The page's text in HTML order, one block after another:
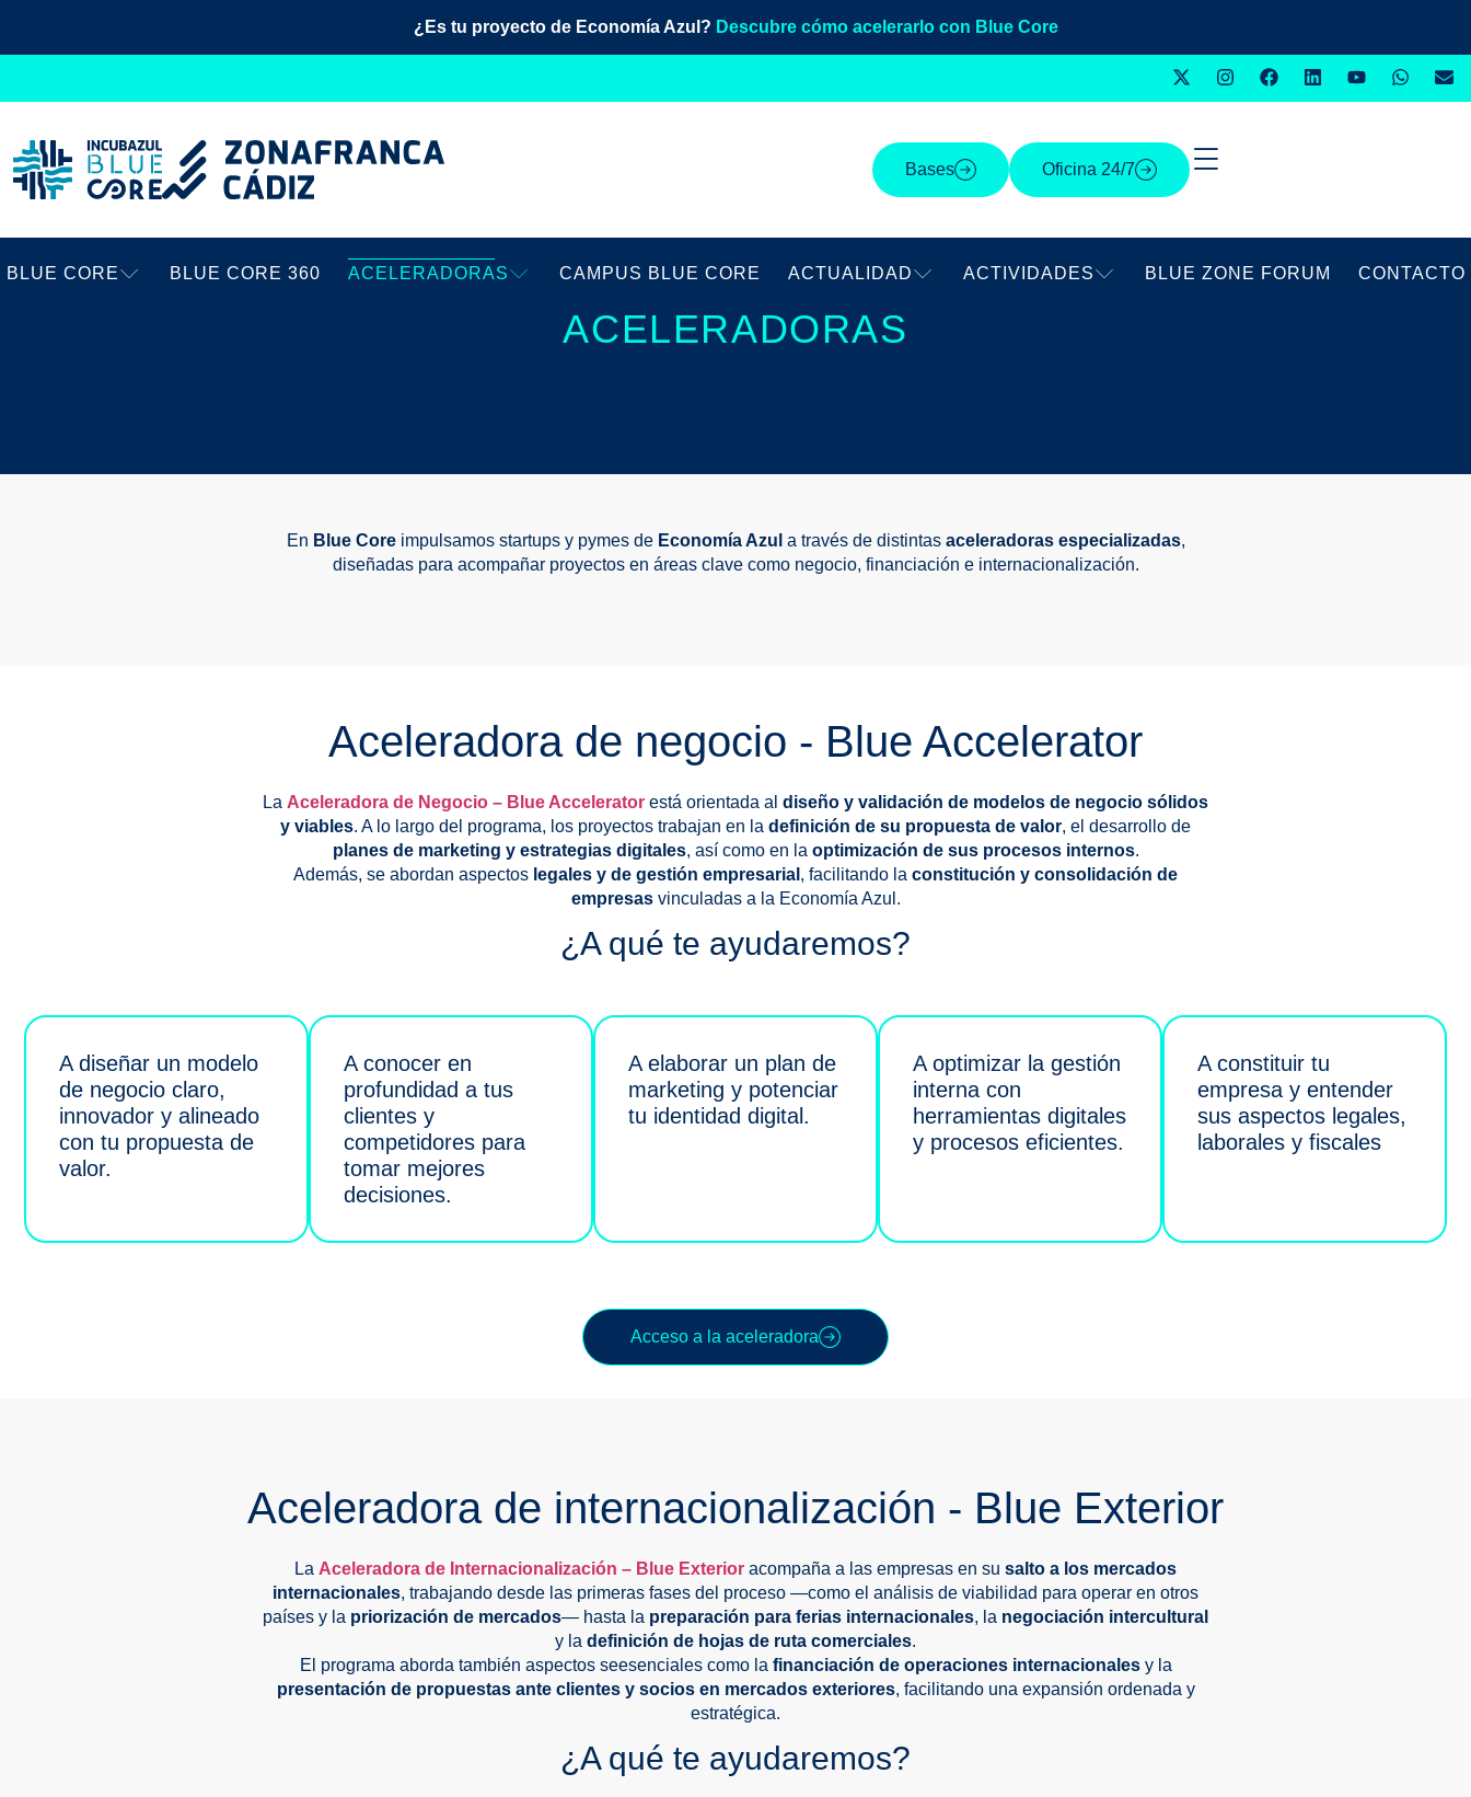
¿Es tu proyecto de Economía Azul? Descubre cómo acelerarlo con Blue Core
Bases Oficina 24/7
BLUE CORE BLUE CORE 360 ACELERADORAS CAMPUS BLUE CORE ACTUALIDAD ACTIVIDADES BLUE ZONE FORUM CONTACTO
ACELERADORAS
En Blue Coreimpulsamos startups y pymes de Economía Azul a través de distintas aceleradoras especializadas,
diseñadas para acompañar proyectos en áreas clave como negocio, financiación e internacionalización.
Aceleradora de negocio - Blue Accelerator
La Aceleradora de Negocio – Blue Accelerator está orientada al diseño y validación de modelos de negocio sólidos
y viables. A lo largo del programa, los proyectos trabajan en la definición de su propuesta de valor, el desarrollo de
planes de marketing y estrategias digitales, así como en la optimización de sus procesos internos.
Además, se abordan aspectos legales y de gestión empresarial , facilitando la constitución y consolidación de
empresasvinculadas a la Economía Azul.
¿A qué te ayudaremos?
A diseñar un modelo
de negocio claro,
innovador y alineado
con tu propuesta de
valor.
A conocer en
profundidad a tus
clientes y
competidores para
tomar mejores
decisiones.
A elaborar un plan de
marketing y potenciar
tu identidad digital.
A optimizar la gestión
interna con
herramientas digitales
y procesos eficientes.
A constituir tu
empresa y entender
sus aspectos legales,
laborales y fiscales
Acceso a la aceleradora
Aceleradora de internacionalización - Blue Exterior
La Aceleradora de Internacionalización – Blue Exterior acompaña a las empresas en su salto a los mercados
internacionales, trabajando desde las primeras fases del proceso —como el análisis de viabilidad para operar en otros
países y la priorización de mercados— hasta la preparación para ferias internacionales, la negociación intercultural
y la definición de hojas de ruta comerciales.
El programa aborda también aspectos seesenciales como la financiación de operaciones internacionalesy la
presentación de propuestas ante clientes y socios en mercados exteriores, facilitando una expansión ordenada y
estratégica.
¿A qué te ayudaremos?